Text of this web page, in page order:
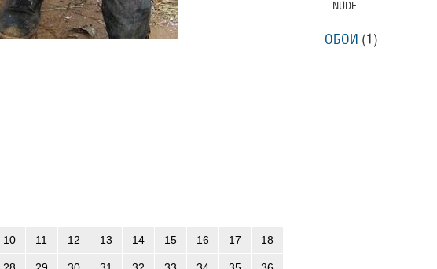
10 11 12 13 14 15 16 17 18
NUDE
ОБОИ (1)